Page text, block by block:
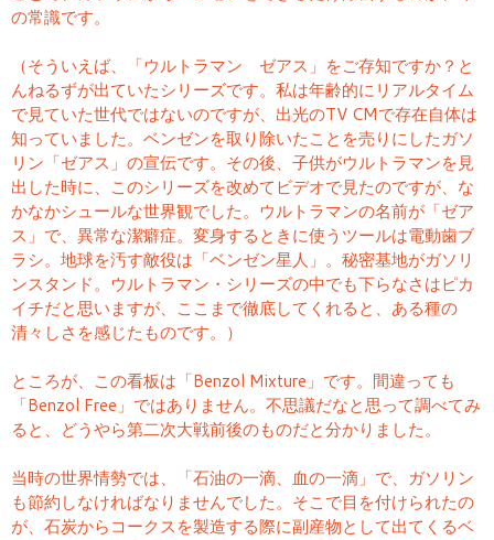
の常識です。
（そういえば、「ウルトラマン ゼアス」をご存知ですか？と
んねるずが出ていたシリーズです。私は年齢的にリアルタイム
で見ていた世代ではないのですが、出光のTV CMで存在自体は
知っていました。ベンゼンを取り除いたことを売りにしたガソ
リン「ゼアス」の宣伝です。その後、子供がウルトラマンを見
出した時に、このシリーズを改めてビデオで見たのですが、な
かなかシュールな世界観でした。ウルトラマンの名前が「ゼア
ス」で、異常な潔癖症。変身するときに使うツールは電動歯ブ
ラシ。地球を汚す敵役は「ベンゼン星人」。秘密基地がガソリ
ンスタンド。ウルトラマン・シリーズの中でも下らなさはピカ
イチだと思いますが、ここまで徹底してくれると、ある種の
清々しさを感じたものです。）
ところが、この看板は「Benzol Mixture」です。間違っても
「Benzol Free」ではありません。不思議だなと思って調べてみ
ると、どうやら第二次大戦前後のものだと分かりました。
当時の世界情勢では、「石油の一滴、血の一滴」で、ガソリン
も節約しなければなりませんでした。そこで目を付けられたの
が、石炭からコークスを製造する際に副産物として出てくるベ